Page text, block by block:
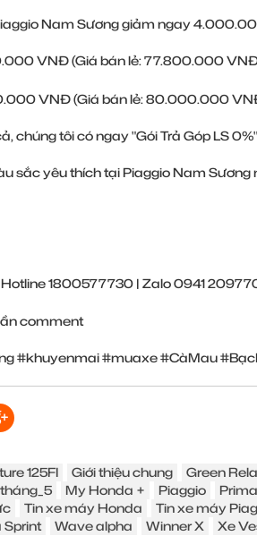
Nam Sương giảm ngay
VNĐ (Giá bán lẻ: 77.800.000
VNĐ (Giá bán lẻ: 80.000.000
chúng tôi có ngay "Gói Trả Góp LS
sắc yêu thích tại Piaggio Nam Sương
Hotline 1800577730 | Zalo 0941
comment
#khuyenmai#muaxe#CàMau
125FI Giới thiệu chung Green
My Honda + Piaggio
Tin xe máy Honda Tin xe máy
Sprint Wave alpha Winner X Xe